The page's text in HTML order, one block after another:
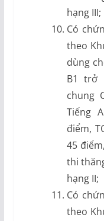
hạng III;
Có
theo
dùng
B1 trở
chung
Tiếng
điểm,
45
thi
hạng II;
Có
theo